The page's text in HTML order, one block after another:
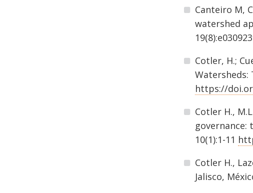
Canteiro M,
watershed
Cotler, H.;
Watersheds:
https://
Cotler H.,
governance:
10(1):1-11
Cotler H.,
Jalisco,